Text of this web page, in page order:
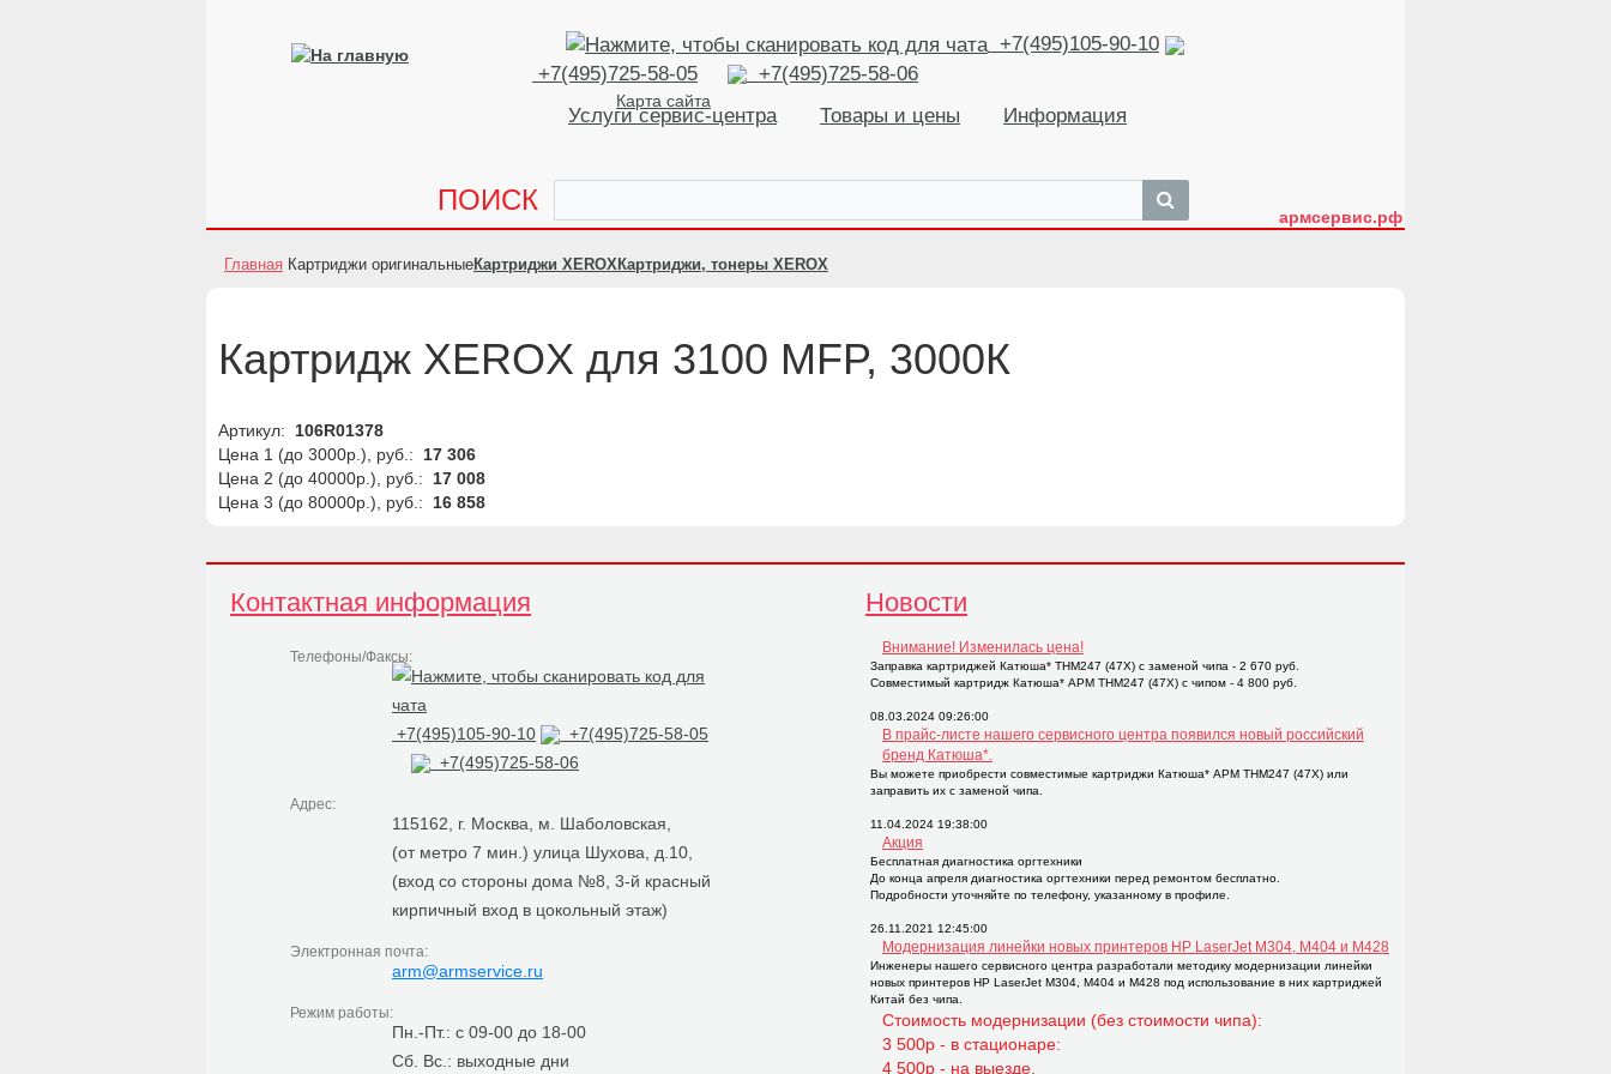
+7(495)105-90-10
+7(495)725-58-05
+7(495)725-58-06
Карта сайта
Услуги сервис-центра Товары и цены Информация
ПОИСК
армсервис.рф
Главная Картриджи оригинальныеКартриджи XEROXКартриджи, тонеры XEROX
Картридж XEROX для 3100 MFP, 3000К
Артикул:
106R01378
Цена 1 (до 3000р.), руб.:
17 306
Цена 2 (до 40000р.), руб.:
17 008
Цена 3 (до 80000р.), руб.:
16 858
Новости
Внимание! Изменилась цена!
Заправка картриджей Катюша* THM247 (47X) с заменой чипа - 2 670 руб.
Совместимый картридж Катюша* APM THM247 (47X) с чипом - 4 800 руб.
08.03.2024 09:26:00
В прайс-листе нашего сервисного центра появился новый российский
бренд Катюша*.
Вы можете приобрести совместимые картриджи Катюша* APM THM247 (47X) или
заправить их с заменой чипа.
11.04.2024 19:38:00
Акция
Бесплатная диагностика оргтехники
До конца апреля диагностика оргтехники перед ремонтом бесплатно.
Подробности уточняйте по телефону, указанному в профиле.
26.11.2021 12:45:00
Модернизация линейки новых принтеров НР LaserJet M304, M404 и M428
Инженеры нашего сервисного центра разработали методику модернизации линейки
новых принтеров НР LaserJet M304, M404 и M428 под использование в них картриджей
Китай без чипа.
Стоимость модернизации (без стоимости чипа):
3 500р - в стационаре:
4 500р - на выезде.
Контактная информация
Телефоны/Факсы:
+7(495)105-90-10
+7(495)725-58-05
+7(495)725-58-06
Адрес:
115162, г. Москва, м. Шаболовская,
(от метро 7 мин.) улица Шухова, д.10,
(вход со стороны дома №8, 3-й красный
кирпичный вход в цокольный этаж)
Электронная почта:
arm@armservice.ru
Режим работы:
Пн.-Пт.: с 09-00 до 18-00
Сб. Вс.: выходные дни